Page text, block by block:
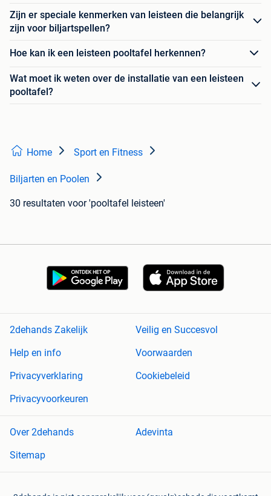
Zijn er speciale kenmerken van leisteen die belangrijk
zijn voor biljartspellen?
Hoe kan ik een leisteen pooltafel herkennen?
Wat moet ik weten over de installatie van een leisteen
pooltafel?
Home Sport en Fitness
Biljarten en Poolen
30 resultaten voor 'pooltafel leisteen'
2dehands Zakelijk
Veilig en Succesvol
Help en info
Voorwaarden
Privacyverklaring
Cookiebeleid
Privacyvoorkeuren
Over 2dehands
Adevinta
Sitemap